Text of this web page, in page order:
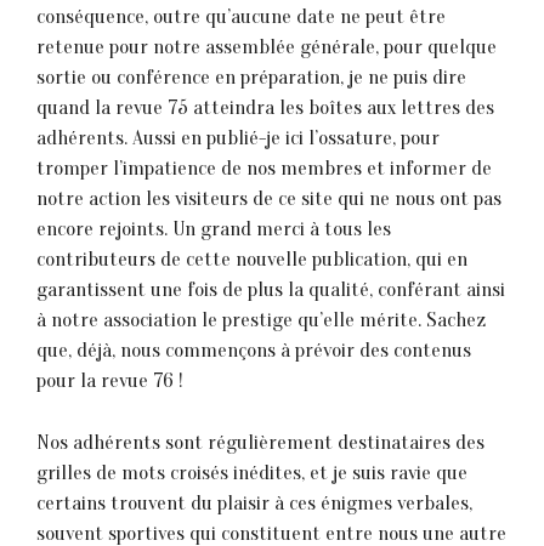
conséquence, outre qu’aucune date ne peut être
retenue pour notre assemblée générale, pour quelque
sortie ou conférence en préparation, je ne puis dire
quand la revue 75 atteindra les boîtes aux lettres des
adhérents. Aussi en publié-je ici l’ossature, pour
tromper l’impatience de nos membres et informer de
notre action les visiteurs de ce site qui ne nous ont pas
encore rejoints. Un grand merci à tous les
contributeurs de cette nouvelle publication, qui en
garantissent une fois de plus la qualité, conférant ainsi
à notre association le prestige qu’elle mérite. Sachez
que, déjà, nous commençons à prévoir des contenus
pour la revue 76 !
Nos adhérents sont régulièrement destinataires des
grilles de mots croisés inédites, et je suis ravie que
certains trouvent du plaisir à ces énigmes verbales,
souvent sportives qui constituent entre nous une autre